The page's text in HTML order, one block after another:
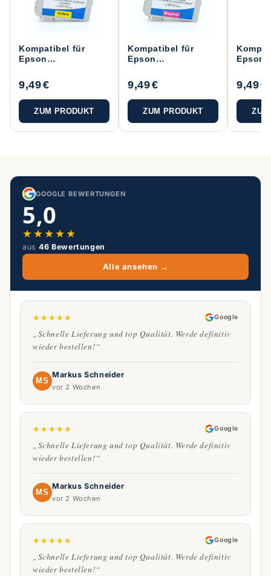
Kompatibel für
Epson
34XL
Druckerpatrone
Gelb
9,49 €
ZUM PRODUKT
Kompatibel für
Epson
34XL
Druckerpatrone
Magenta
9,49 €
ZUM PRODUKT
Epson
34XL
Cyan
9,49 €
GOOGLE BEWERTUNGEN
5,0
★★★★★
aus46 Bewertungen
Alle ansehen →
★★★★★ Google
„Schnelle Lieferung und top Qualität. Werde definitiv
wieder bestellen!“
MS
Markus Schneider
vor 2 Wochen
★★★★★ Google
„Schnelle Lieferung und top Qualität. Werde definitiv
wieder bestellen!“
MS
Markus Schneider
vor 2 Wochen
★★★★★ Google
„Schnelle Lieferung und top Qualität. Werde definitiv
wieder bestellen!“